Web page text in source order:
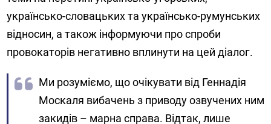
українсько-словацьких та українсько-румунських
відносин, а також інформуючи про спроби
провокаторів негативно вплинути на цей діалог.
Ми розуміємо, що очікувати від Геннадія
Москаля вибачень з приводу озвучених ним
закидів – марна справа. Відтак, лише